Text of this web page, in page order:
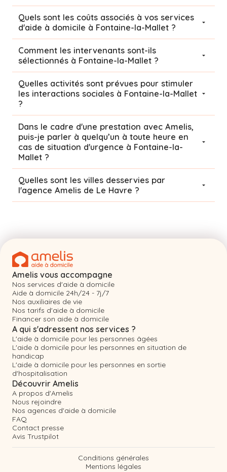
Quels sont les coûts associés à vos services
d'aide à domicile à Fontaine-la-Mallet ?
Comment les intervenants sont-ils
sélectionnés à Fontaine-la-Mallet ?
Quelles activités sont prévues pour stimuler
les interactions sociales à Fontaine-la-Mallet
?
Dans le cadre d'une prestation avec Amelis,
puis-je parler à quelqu’un à toute heure en
cas de situation d'urgence à Fontaine-la-
Mallet ?
Quelles sont les villes desservies par
l'agence Amelis de Le Havre ?
Amelis vous accompagne
Nos services d'aide à domicile
Aide à domicile 24h/24 - 7j/7
Nos auxiliaires de vie
Nos tarifs d'aide à domicile
Financer son aide à domicile
A qui s'adressent nos services ?
L'aide à domicile pour les personnes âgées
L'aide à domicile pour les personnes en situation de
handicap
L'aide à domicile pour les personnes en sortie
d'hospitalisation
Découvrir Amelis
A propos d'Amelis
Nous rejoindre
Nos agences d'aide à domicile
FAQ
Contact presse
Avis Trustpilot
Conditions générales
Mentions légales